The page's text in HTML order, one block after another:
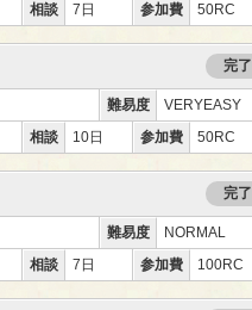
相談 7日 参加費 50RC
完了
難易度
VERYEASY
相談 10日 参加費 50RC
完了
難易度
NORMAL
相談 7日 参加費 100RC